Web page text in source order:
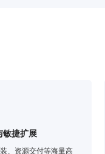
环。
敏捷扩展
、资源交付等海量高